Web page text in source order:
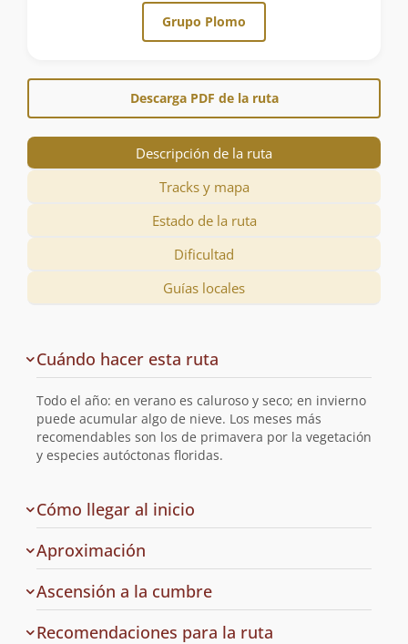
Grupo Plomo
Descarga PDF de la ruta
Descripción de la ruta
Tracks y mapa
Estado de la ruta
Dificultad
Guías locales
de
la
ruta
Cuándo hacer esta ruta
Todo el año: en verano es caluroso y seco; en invierno
puede acumular algo de nieve. Los meses más
recomendables son los de primavera por la vegetación
y especies autóctonas floridas.
Cómo llegar al inicio
la
Aproximación
Ascensión a la cumbre
Recomendaciones para la ruta